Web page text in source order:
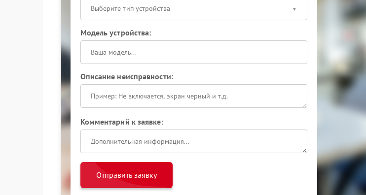
Выберите тип устройства
Модель устройства:
Описание неисправности:
Комментарий к заявке:
Отправить заявку